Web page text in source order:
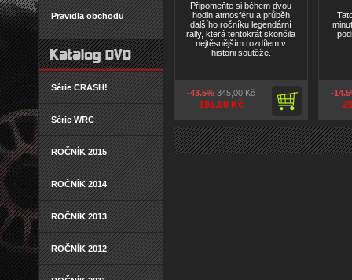
Pravidla obchodu
Série CRASH!
Série WRC
ROČNÍK 2015
ROČNÍK 2014
ROČNÍK 2013
ROČNÍK 2012
Připomeňte si během dvou
hodin atmosféru a průběh
dalšího ročníku legendární
rally, která tentokrát skončila
nejtěsnějším rozdílem v
historii soutěže.
-43.5%345,00 Kč
195,00 Kč
-